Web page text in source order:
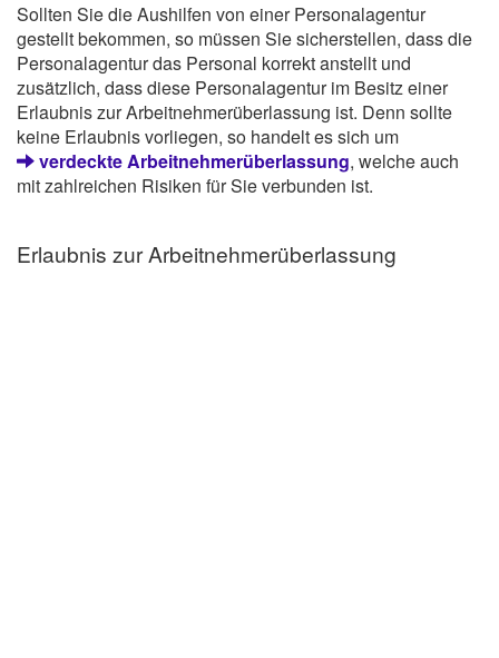
Sollten Sie die Aushilfen von einer Personalagentur
gestellt bekommen, so müssen Sie sicherstellen, dass die
Personalagentur das Personal korrekt anstellt und
zusätzlich, dass diese Personalagentur im Besitz einer
Erlaubnis zur Arbeitnehmerüberlassung ist. Denn sollte
keine Erlaubnis vorliegen, so handelt es sich um
verdeckte Arbeitnehmerüberlassung, welche auch
mit zahlreichen Risiken für Sie verbunden ist.
Erlaubnis zur Arbeitnehmerüberlassung